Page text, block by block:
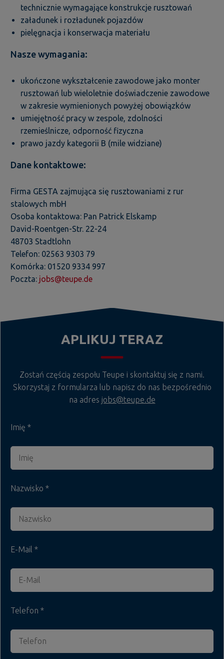
technicznie wymagające konstrukcje rusztowań
załadunek i rozładunek pojazdów
pielęgnacja i konserwacja materiału
Nasze wymagania:
ukończone wykształcenie zawodowe jako monter
rusztowań lub wieloletnie doświadczenie zawodowe
w zakresie wymienionych powyżej obowiązków
umiejętność pracy w zespole, zdolności
rzemieślnicze, odporność fizyczna
prawo jazdy kategorii B (mile widziane)
Dane kontaktowe:
Firma GESTA zajmująca się rusztowaniami z rur
stalowych mbH
Osoba kontaktowa: Pan Patrick Elskamp
David-Roentgen-Str. 22-24
48703 Stadtlohn
Telefon: 02563 9303 79
Komórka: 01520 9334 997
Poczta: jobs@teupe.de
APLIKUJ TERAZ
Zostań częścią zespołu Teupe i skontaktuj się z nami.
Skorzystaj z formularza lub napisz do nas bezpośrednio
na adres jobs@teupe.de
Imię
Nazwisko
E-Mail
Telefon